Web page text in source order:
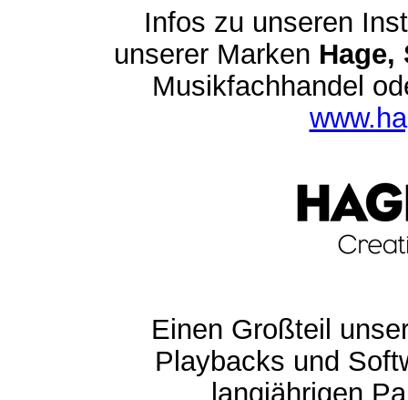
Infos zu unseren
unserer Marken Hage,
Musikfachhandel
Einen Großteil
Playbacks und
langjährigen